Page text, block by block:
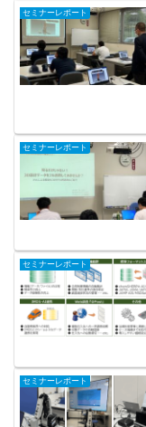
セミナーレポート
セミナーレポート
セミナーレポート
セミナーレポート